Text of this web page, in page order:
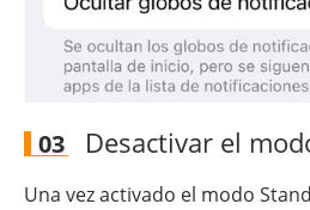
03 Desactivar el
Una vez activado el modo